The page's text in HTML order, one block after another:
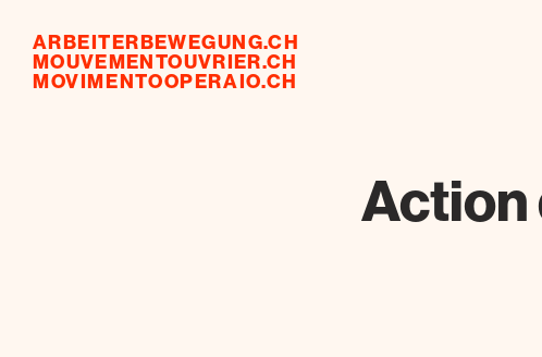
ARBEITERBEWEGUNG.CH
MOUVEMENTOUVRIER.CH
MOVIMENTOOPERAIO.CH
Action